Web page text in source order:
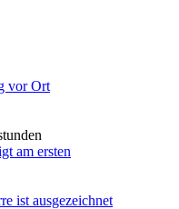
vor Ort
am ersten
ist ausgezeichnet